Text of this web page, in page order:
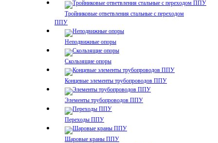
Тройниковые ответвления стальные с переходом
ППУ
Неподвижные опоры
Скользящие опоры
Концевые элементы трубопроводов ППУ
Элементы трубопроводов ППУ
Переходы ППУ
Шаровые краны ППУ